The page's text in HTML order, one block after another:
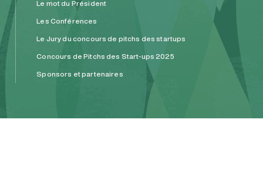
Le mot du Président
Les Conférences
Le Jury du concours de pitchs des startups
Concours de Pitchs des Start-ups 2025
Sponsors et partenaires